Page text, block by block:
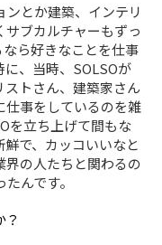
とか建築、インテリ
ブカルチャーもずっ
ら好きなことを仕事
、当時、SOLSOが
ストさん、建築家さん
仕事をしているのを雑
を立ち上げて間もな
で、カッコいいなと
界の人たちと関わるの
んです。